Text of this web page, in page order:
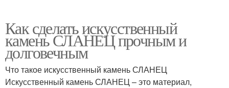
Как сделать искусственный
камень СЛАНЕЦ прочным и
долговечным
Что такое искусственный камень СЛАНЕЦ
Искусственный камень СЛАНЕЦ – это материал,